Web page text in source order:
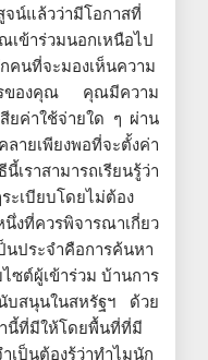
น์แล้วว่ามีโอกาสที่
เข้าร่วมนอกเหนือไป
คนที่จะมองเห็นความ
ารของคุณ คุณมีความ
ยค่าใช้จ่ายใด ๆ ผ่าน
ายเพียงพอที่จะตั้งค่า
าสามารถเรียนรู้ว่า
เบียบโดยไม่ต้อง
งที่ควรพิจารณาเกี่ยว
นประจำคือการค้นหา
ซต์ผู้เข้าร่วม บ้านการ
บสนุนในสหรัฐฯ ด้วย
นี้ที่มีให้โดยพื้นที่ที่มี
เป็นต้องรู้ว่าทำไมนัก